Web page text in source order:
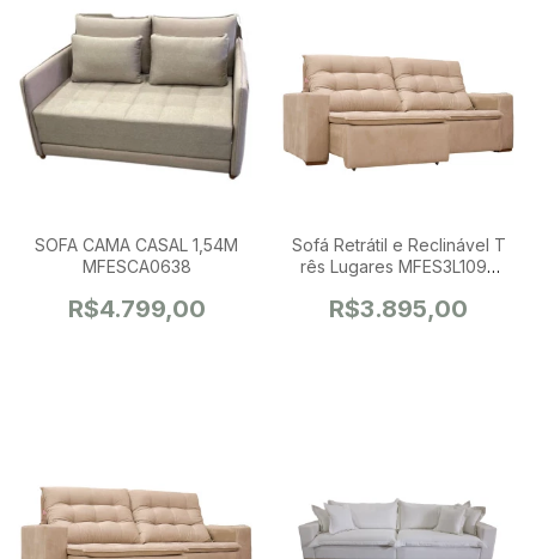
SOFA CAMA CASAL 1,54M
MFESCA0638
R$4.799,00
Sofá Retrátil e Reclinável T
rês Lugares MFES3L1094
R$3.895,00